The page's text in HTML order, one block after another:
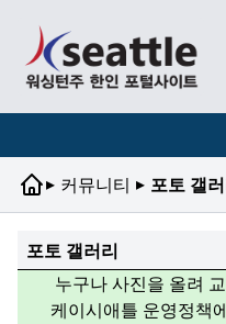
▸ 커뮤니티 ▸ 포토 갤
포토 갤러리
누구나 사진을 올려
케이시애틀 운영정책